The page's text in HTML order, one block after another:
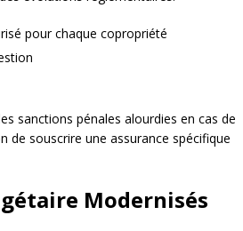
pour chaque copropriété
sanctions pénales alourdies en cas de
de souscrire une assurance spécifique
Modernisés